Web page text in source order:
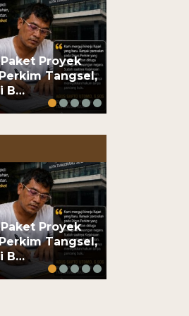
Proyek
Tangsel,
B…
Proyek
Tangsel,
B…